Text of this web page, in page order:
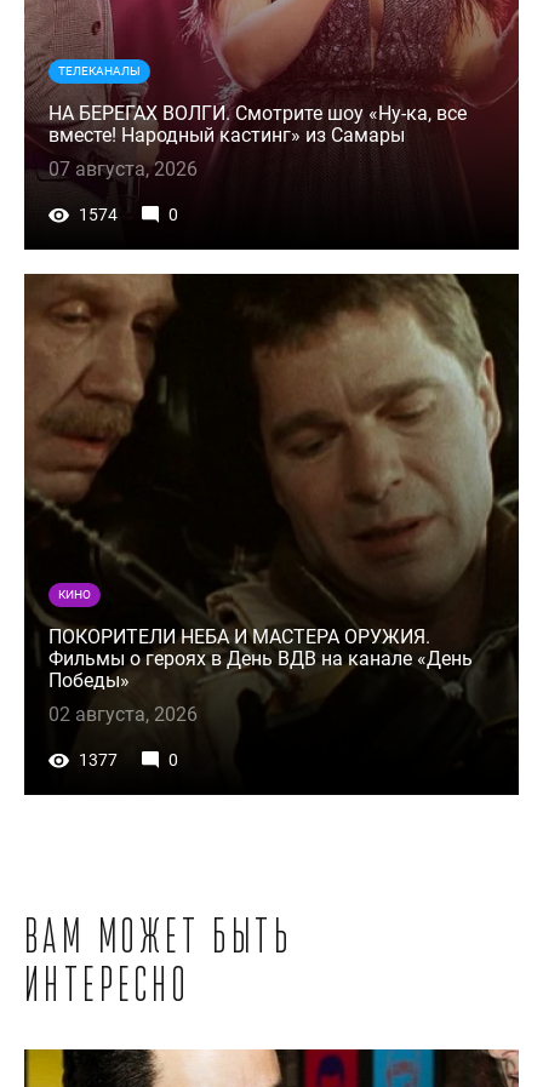
ТЕЛЕКАНАЛЫ
НА БЕРЕГАХ ВОЛГИ. Смотрите шоу «Ну-ка, все
вместе! Народный кастинг» из Самары
07 августа, 2026
1574 0
КИНО
ПОКОРИТЕЛИ НЕБА И МАСТЕРА ОРУЖИЯ.
Фильмы о героях в День ВДВ на канале «День
Победы»
02 августа, 2026
1377 0
Вам может быть
интересно